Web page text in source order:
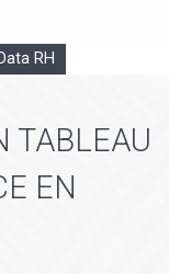
Data RH
TABLEAU
EN